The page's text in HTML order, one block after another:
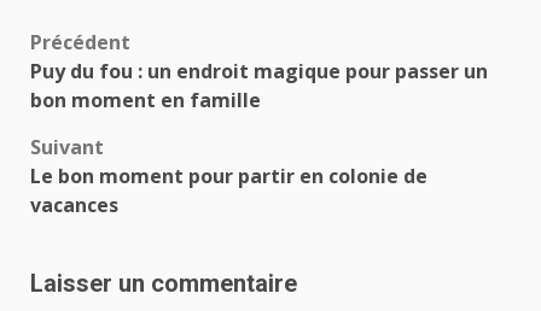
Navigation
d’article
Précédent
Puy du fou : un endroit magique pour passer un
bon moment en famille
Suivant
Le bon moment pour partir en colonie de
vacances
Laisser un commentaire